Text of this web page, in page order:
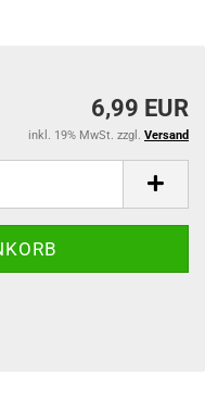
6,99 EUR
inkl. 19% MwSt. zzgl. Versand